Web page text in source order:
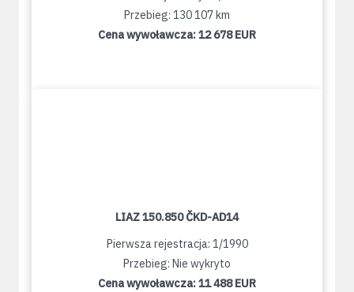
Przebieg: 130 107 km
Cena wywoławcza:12 678 EUR
LIAZ 150.850 ČKD-AD14
Pierwsza rejestracja: 1/1990
Przebieg: Nie wykryto
Cena wywoławcza:11 488 EUR